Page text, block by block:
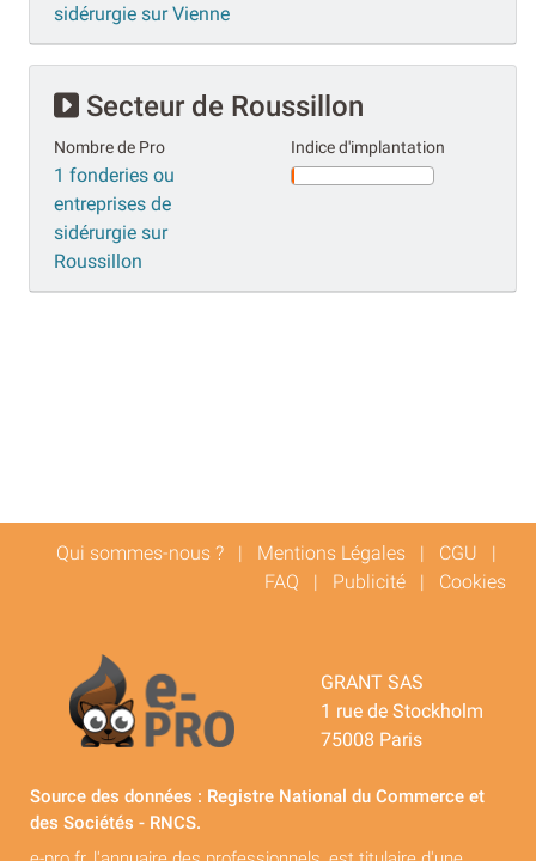
sidérurgie sur Vienne
Secteur de Roussillon
Nombre de Pro
1 fonderies ou
entreprises de
sidérurgie sur
Roussillon
Indice d'implantation
Qui sommes-nous ? | Mentions Légales | CGU |
FAQ | Publicité | Cookies
GRANT SAS
1 rue de Stockholm
75008 Paris
Source des données : Registre National du Commerce et
des Sociétés - RNCS.